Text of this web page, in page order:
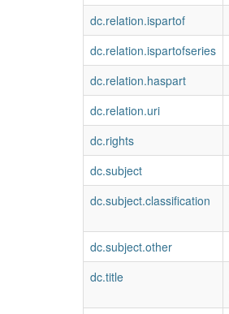
dc.relation.ispartof
dc.relation.ispartofseries
dc.relation.haspart
dc.relation.uri
dc.rights
dc.subject
dc.subject.classification
dc.subject.other
dc.title